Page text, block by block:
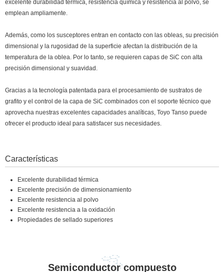
excelente durabilidad térmica, resistencia química y resistencia al polvo, se
emplean ampliamente.
Además, como los susceptores entran en contacto con las obleas, su precisión
dimensional y la rugosidad de la superficie afectan la distribución de la
temperatura de la oblea. Por lo tanto, se requieren capas de SiC con alta
precisión dimensional y suavidad.
Gracias a la tecnología patentada para el procesamiento de sustratos de
grafito y el control de la capa de SiC combinados con el soporte técnico que
aprovecha nuestras excelentes capacidades analíticas, Toyo Tanso puede
ofrecer el producto ideal para satisfacer sus necesidades.
Características
Excelente durabilidad térmica
Excelente precisión de dimensionamiento
Excelente resistencia al polvo
Excelente resistencia a la oxidación
Propiedades de sellado superiores
Semiconductor compuesto